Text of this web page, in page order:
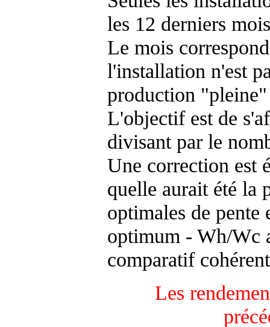
les 12 derniers
Le mois
l'installation n'est
production "pleine"
L'objectif est de
divisant par le
Une correction est
quelle aurait été la
optimales de
optimum - Wh/Wc
comparatif
Les